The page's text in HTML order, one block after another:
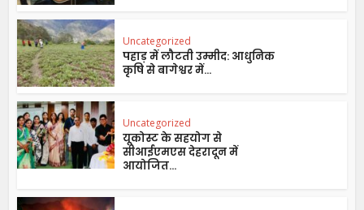
Uncategorized
पहाड़ में लौटती उम्मीद: आधुनिक
कृषि से बागेश्वर में...
Uncategorized
यूकोस्ट के सहयोग से
सीआईएमएस देहरादून में
आयोजित...